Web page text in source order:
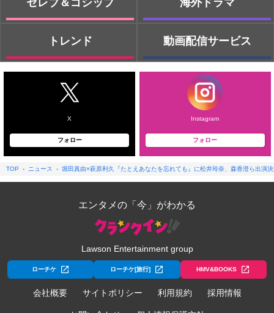
トレンド 動画配信サービス
X
フォロー
Instagram
フォロー
TOP ニュース 堀田真由×萩原利久『たとえあなたを忘れても』に松井玲奈、森香澄ら出演
エンタメの「今」がわかる
Lawson Entertainment group
ローチケ ローチケ[旅行] HMV&BOOKS
会社概要 サイトポリシー 利用規約 採用情報